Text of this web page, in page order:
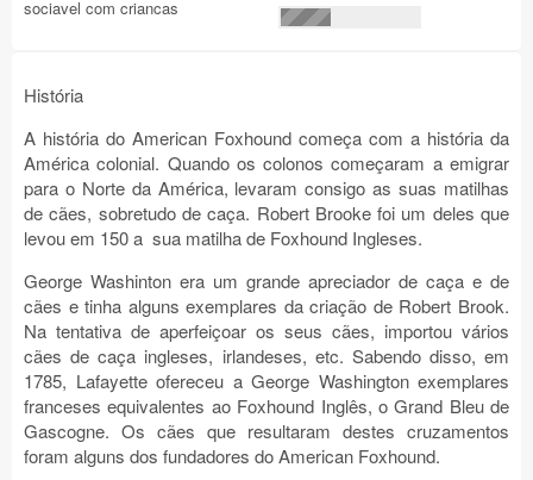
sociavel com criancas
História
A história do American Foxhound começa com a história da
América colonial. Quando os colonos começaram a emigrar
para o Norte da América, levaram consigo as suas matilhas
de cães, sobretudo de caça. Robert Brooke foi um deles que
levou em 150 a sua matilha de Foxhound Ingleses.
George Washinton era um grande apreciador de caça e de
cães e tinha alguns exemplares da criação de Robert Brook.
Na tentativa de aperfeiçoar os seus cães, importou vários
cães de caça ingleses, irlandeses, etc. Sabendo disso, em
1785, Lafayette ofereceu a George Washington exemplares
franceses equivalentes ao Foxhound Inglês, o Grand Bleu de
Gascogne. Os cães que resultaram destes cruzamentos
foram alguns dos fundadores do American Foxhound.